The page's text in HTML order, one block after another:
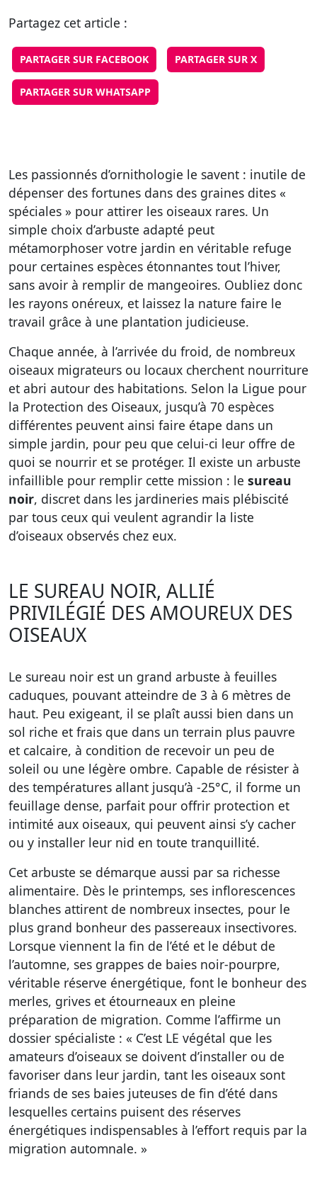
Partagez cet article :
PARTAGER SUR FACEBOOK PARTAGER SUR X
PARTAGER SUR WHATSAPP
Les passionnés d’ornithologie le savent : inutile de
dépenser des fortunes dans des graines dites «
spéciales » pour attirer les oiseaux rares. Un
simple choix d’arbuste adapté peut
métamorphoser votre jardin en véritable refuge
pour certaines espèces étonnantes tout l’hiver,
sans avoir à remplir de mangeoires. Oubliez donc
les rayons onéreux, et laissez la nature faire le
travail grâce à une plantation judicieuse.
Chaque année, à l’arrivée du froid, de nombreux
oiseaux migrateurs ou locaux cherchent nourriture
et abri autour des habitations. Selon la Ligue pour
la Protection des Oiseaux, jusqu’à 70 espèces
différentes peuvent ainsi faire étape dans un
simple jardin, pour peu que celui-ci leur offre de
quoi se nourrir et se protéger. Il existe un arbuste
infaillible pour remplir cette mission : le sureau
noir, discret dans les jardineries mais plébiscité
par tous ceux qui veulent agrandir la liste
d’oiseaux observés chez eux.
LE SUREAU NOIR, ALLIÉ
PRIVILÉGIÉ DES AMOUREUX DES
OISEAUX
Le sureau noir est un grand arbuste à feuilles
caduques, pouvant atteindre de 3 à 6 mètres de
haut. Peu exigeant, il se plaît aussi bien dans un
sol riche et frais que dans un terrain plus pauvre
et calcaire, à condition de recevoir un peu de
soleil ou une légère ombre. Capable de résister à
des températures allant jusqu’à -25°C, il forme un
feuillage dense, parfait pour offrir protection et
intimité aux oiseaux, qui peuvent ainsi s’y cacher
ou y installer leur nid en toute tranquillité.
Cet arbuste se démarque aussi par sa richesse
alimentaire. Dès le printemps, ses inflorescences
blanches attirent de nombreux insectes, pour le
plus grand bonheur des passereaux insectivores.
Lorsque viennent la fin de l’été et le début de
l’automne, ses grappes de baies noir-pourpre,
véritable réserve énergétique, font le bonheur des
merles, grives et étourneaux en pleine
préparation de migration. Comme l’affirme un
dossier spécialiste : « C’est LE végétal que les
amateurs d’oiseaux se doivent d’installer ou de
favoriser dans leur jardin, tant les oiseaux sont
friands de ses baies juteuses de fin d’été dans
lesquelles certains puisent des réserves
énergétiques indispensables à l’effort requis par la
migration automnale. »